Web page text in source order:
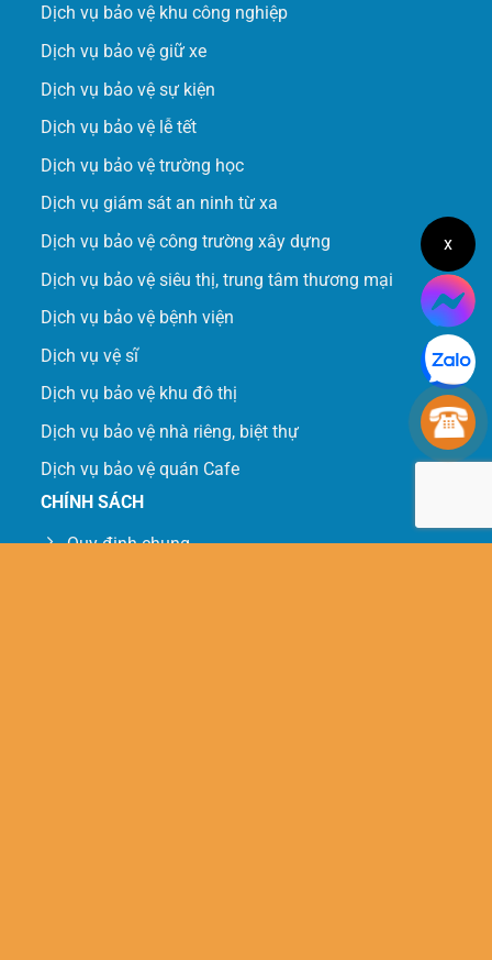
Dịch vụ bảo vệ khu công nghiệp
Dịch vụ bảo vệ giữ xe
Dịch vụ bảo vệ sự kiện
Dịch vụ bảo vệ lễ tết
Dịch vụ bảo vệ trường học
Dịch vụ giám sát an ninh từ xa
Dịch vụ bảo vệ công trường xây dựng
Dịch vụ bảo vệ siêu thị, trung tâm thương mại
Dịch vụ bảo vệ bệnh viện
Dịch vụ vệ sĩ
Dịch vụ bảo vệ khu đô thị
Dịch vụ bảo vệ nhà riêng, biệt thự
Dịch vụ bảo vệ quán Cafe
CHÍNH SÁCH
Quy định chung
x